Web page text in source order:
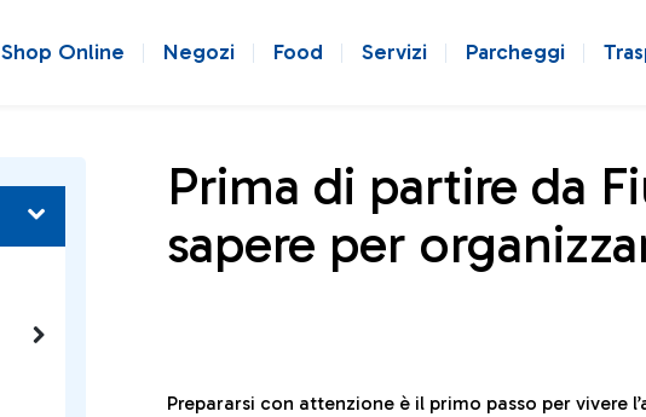
Shop Online Negozi Food Servizi Parcheggi
Prima di partire da
sapere per
Prepararsi con attenzione è il primo passo per vivere